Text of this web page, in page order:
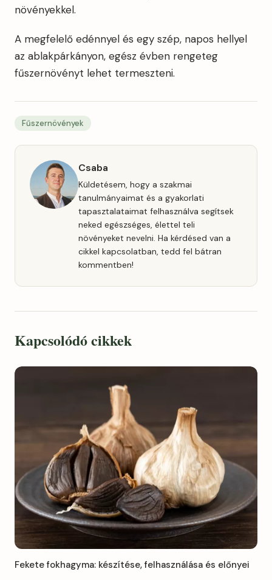
növényekkel.
A megfelelő edénnyel és egy szép, napos hellyel
az ablakpárkányon, egész évben rengeteg
fűszernövényt lehet termeszteni.
Fűszernövények
Csaba
Küldetésem, hogy a szakmai
tanulmányaimat és a gyakorlati
tapasztalataimat felhasználva segítsek
neked egészséges, élettel teli
növényeket nevelni. Ha kérdésed van a
cikkel kapcsolatban, tedd fel bátran
kommentben!
Kapcsolódó cikkek
Fekete fokhagyma: készítése, felhasználása és előnyei